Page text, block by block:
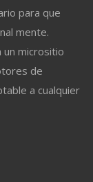
para que
mente.
micrositio
de
a cualquier